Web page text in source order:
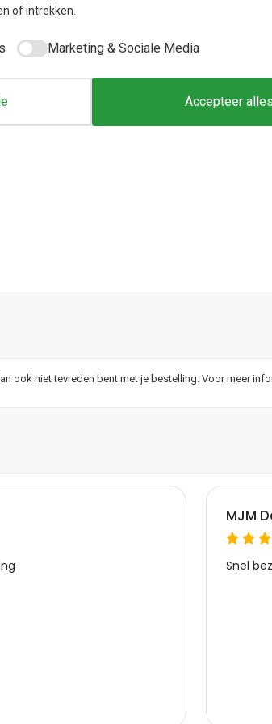
ook niet tevreden bent met je bestelling. Voor meer
of intrekken.
Marketing & Sociale Media
Accepteer